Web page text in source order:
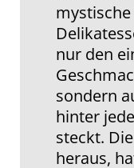
nur den
sondern
hinter
steckt.
heraus,